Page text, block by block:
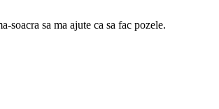
soacra sa ma ajute ca sa fac pozele.